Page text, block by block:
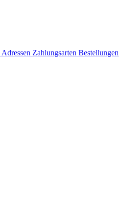
Adressen Zahlungsarten Bestellungen